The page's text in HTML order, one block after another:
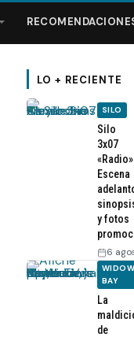
LO + RECIENTE
SILO
Silo
3x07
Escena
y fotos
6
BAY
La
de